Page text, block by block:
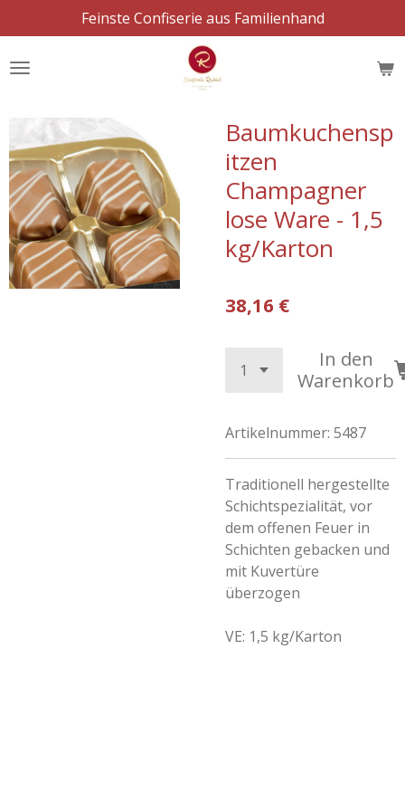
Hauptinhalt
springen
Feinste Confiserie aus Familienhand
Baumkuchensp
itzen
Champagner
lose Ware - 1,5
kg/Karton
38,16 €
In den
Warenkorb
Artikelnummer: 5487
Traditionell hergestellte
Schichtspezialität, vor
dem offenen Feuer in
Schichten gebacken und
mit Kuvertüre
überzogen
VE: 1,5 kg/Karton